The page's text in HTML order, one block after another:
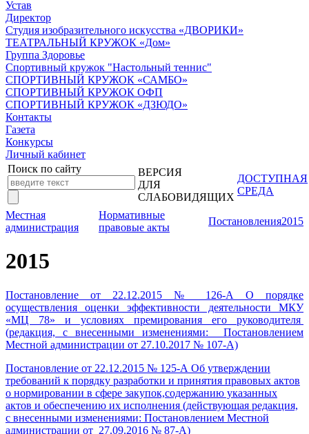
Устав
Директор
Студия изобразительного искусства «ДВОРИКИ»
ТЕАТРАЛЬНЫЙ КРУЖОК «Дом»
Группа Здоровье
Спортивный кружок "Настольный теннис"
СПОРТИВНЫЙ КРУЖОК «САМБО»
СПОРТИВНЫЙ КРУЖОК ОФП
СПОРТИВНЫЙ КРУЖОК «ДЗЮДО»
Контакты
Газета
Конкурсы
Личный кабинет
Поиск по сайту
ВЕРСИЯ
ДЛЯ
СЛАБОВИДЯЩИХ
ДОСТУПНАЯ
СРЕДА
Местная
администрация
Нормативные
правовые акты
Постановления2015
2015
Постановление от 22.12.2015 № 126-А О порядке
осуществления оценки эффективности деятельности МКУ
«МЦ 78» и условиях премирования его руководителя
(редакция, с внесенными изменениями: Постановлением
Местной администрации от 27.10.2017 № 107-А)
Постановление от 22.12.2015 № 125-А Об утверждении
требований к порядку разработки и принятия правовых актов
о нормировании в сфере закупок,содержанию указанных
актов и обеспечению их исполнения (действующая редакция,
с внесенными изменениями: Постановлением Местной
администрации от 27.09.2016 № 87-А)